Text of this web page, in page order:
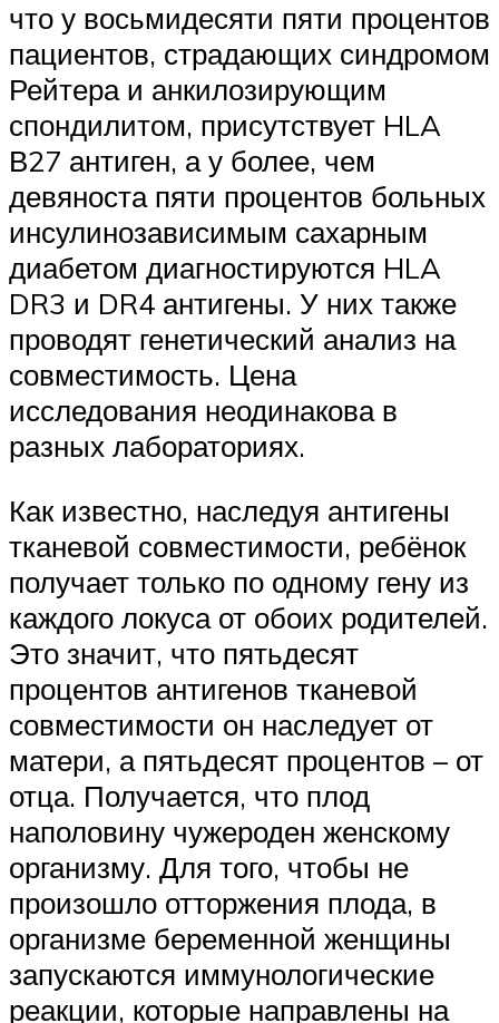
что у восьмидесяти пяти процентов
пациентов, страдающих синдромом
Рейтера и анкилозирующим
спондилитом, присутствует HLA
В27 антиген, а у более, чем
девяноста пяти процентов больных
инсулинозависимым сахарным
диабетом диагностируются HLA
DR3 и DR4 антигены. У них также
проводят генетический анализ на
совместимость. Цена
исследования неодинакова в
разных лабораториях.
Как известно, наследуя антигены
тканевой совместимости, ребёнок
получает только по одному гену из
каждого локуса от обоих родителей.
Это значит, что пятьдесят
процентов антигенов тканевой
совместимости он наследует от
матери, а пятьдесят процентов – от
отца. Получается, что плод
наполовину чужероден женскому
организму. Для того, чтобы не
произошло отторжения плода, в
организме беременной женщины
запускаются иммунологические
реакции, которые направлены на